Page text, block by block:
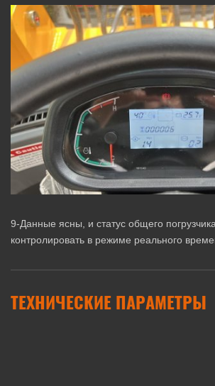
9-Данные ясны, и статус общего
контролировать в режиме реального
ТЕХНИЧЕСКИЕ ПАРАМЕТРЫ